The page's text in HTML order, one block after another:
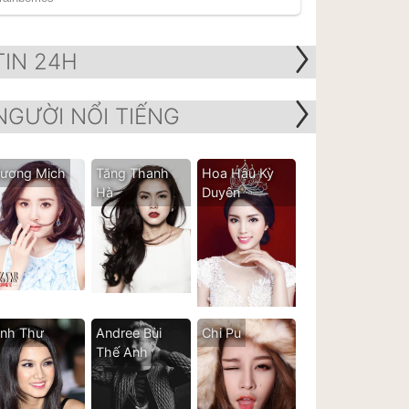
24H
NỔI TIẾNG
Mịch
Tăng Thanh
Hà
Hoa Hậu Kỳ
Duyên
Thư
Andree Bùi
Thế Anh
Chi Pu